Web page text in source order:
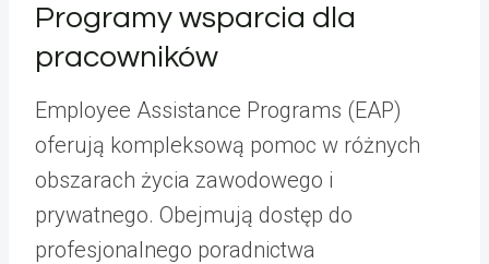
Programy wsparcia dla
pracowników
Employee Assistance Programs (EAP)
oferują kompleksową pomoc w różnych
obszarach życia zawodowego i
prywatnego. Obejmują dostęp do
profesjonalnego poradnictwa